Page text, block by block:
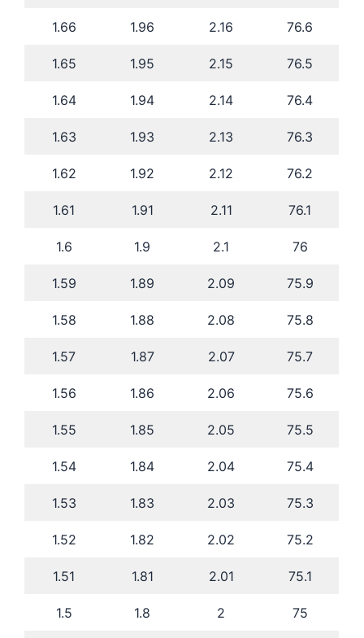
1.66 1.96 2.16 76.6
1.65 1.95 2.15 76.5
1.64 1.94 2.14 76.4
1.63 1.93 2.13 76.3
1.62 1.92 2.12 76.2
1.61 1.91 2.11 76.1
1.6 1.9 2.1 76
1.59 1.89 2.09 75.9
1.58 1.88 2.08 75.8
1.57 1.87 2.07 75.7
1.56 1.86 2.06 75.6
1.55 1.85 2.05 75.5
1.54 1.84 2.04 75.4
1.53 1.83 2.03 75.3
1.52 1.82 2.02 75.2
1.51 1.81 2.01 75.1
1.5 1.8 2 75